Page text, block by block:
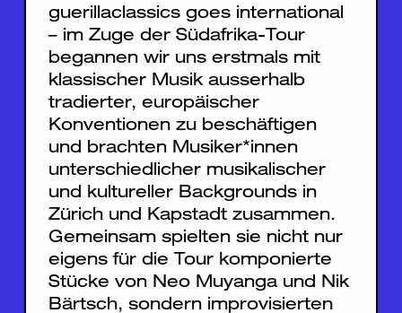
guerillaclassics goes international
– im Zuge der Südafrika-Tour
begannen wir uns erstmals mit
klassischer Musik ausserhalb
tradierter, europäischer
Konventionen zu beschäftigen
und brachten Musiker*innen
unterschiedlicher musikalischer
und kultureller Backgrounds in
Zürich und Kapstadt zusammen.
Gemeinsam spielten sie nicht nur
eigens für die Tour komponierte
Stücke von Neo Muyanga und Nik
Bärtsch, sondern improvisierten